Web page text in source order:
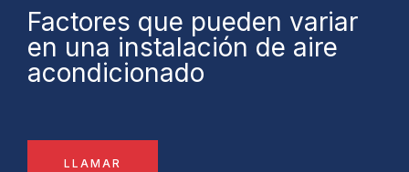
Factores que pueden variar
en una instalación de aire
acondicionado
LLAMAR